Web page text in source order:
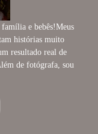
e bebês!Meus
histórias muito
resultado real de
de fotógrafa, sou